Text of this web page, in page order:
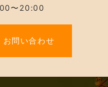
〜20:00
お問い合わせ